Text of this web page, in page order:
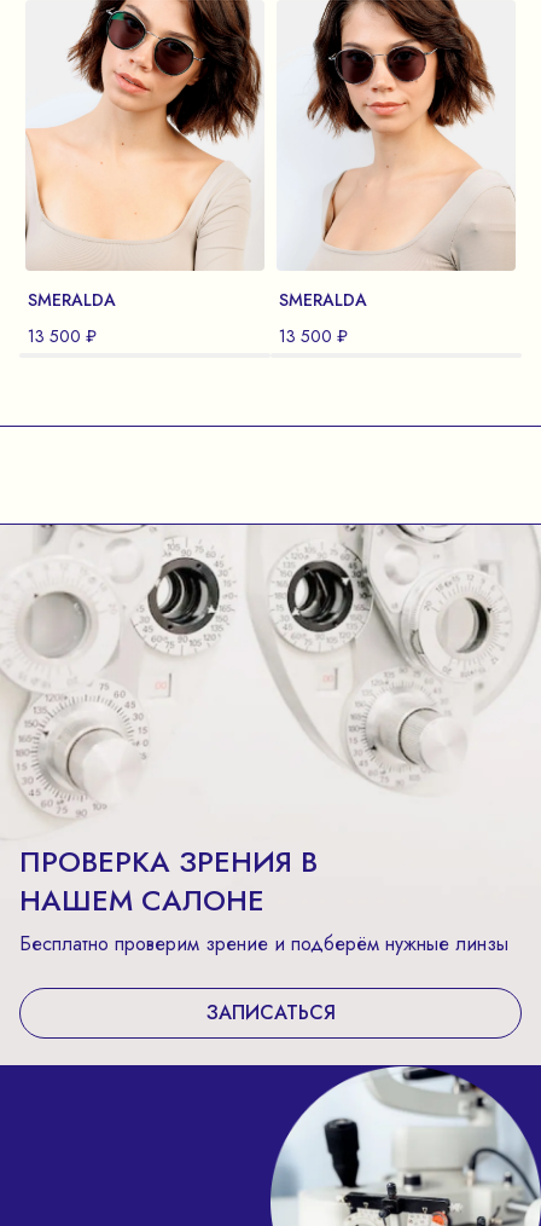
SMERALDA
13 500 ₽
SMERALDA
13 500 ₽
ПРОВЕРКА ЗРЕНИЯ В
НАШЕМ САЛОНЕ
Бесплатно проверим зрение и подберём нужные линзы
ЗАПИСАТЬСЯ